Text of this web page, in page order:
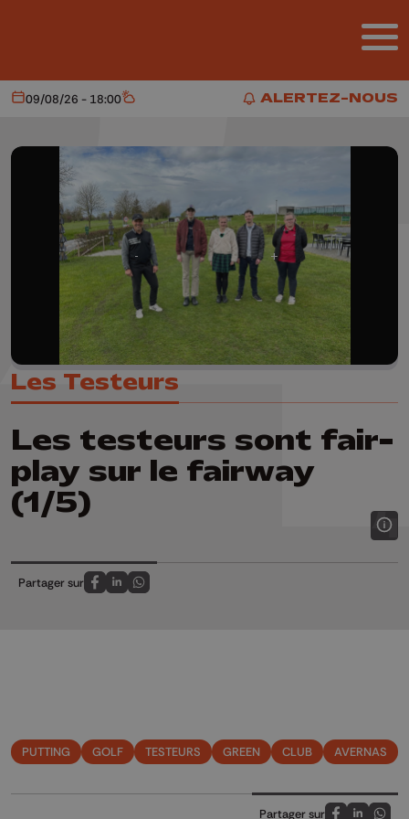
ALERTEZ-NOUS
ALERTEZ-NOUS
Aujourd'hui
09/08/26 - 18:00 Météo
Les Testeurs
Les testeurs sont fair-
play sur le fairway
(1/5)
Partager sur
Partagez sur FaceBook
Partagez sur LinkedIn
Partagez sur Whatsapp
PUTTING GOLF TESTEURS GREEN CLUB AVERNAS
Partager sur